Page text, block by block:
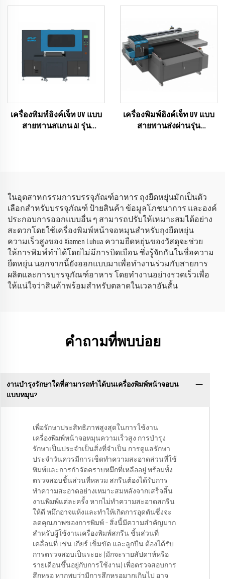
เครื่องพิมพ์อิงค์เจ็ท UV แบบ
สายพานสแกน AI รุ่น
เครื่องพิมพ์อิงค์เจ็ท UV แบบ
สายพานส่งผ่านรุ่น
ในอุตสาหกรรมการบรรจุภัณฑ์อาหาร ถุงยืดหยุ่นมักเป็นตัว
เลือกสำหรับบรรจุภัณฑ์ ป้ายสินค้า ข้อมูลโภชนาการ และองค์
ประกอบการออกแบบอื่น ๆ สามารถปรับให้เหมาะสมได้อย่าง
สะดวกโดยใช้เครื่องพิมพ์หน้าจอหมุนสำหรับถุงยืดหยุ่น
ความเร็วสูงของ Xiamen Luhua ความยืดหยุ่นของวัสดุจะช่วย
ให้การพิมพ์ทำได้โดยไม่มีการบิดเบือน ซึ่งรู้จักกันในชื่อความ
ยืดหยุ่น นอกจากนี้ยังออกแบบมาเพื่อทำงานร่วมกับสายการ
ผลิตและการบรรจุภัณฑ์อาหาร โดยทำงานอย่างรวดเร็วเพื่อ
ให้แน่ใจว่าสินค้าพร้อมสำหรับตลาดในเวลาอันสั้น
คำถามที่พบบ่อย
งานบำรุงรักษาใดที่สามารถทำได้บนเครื่องพิมพ์หน้าจอบน
แบบหมุน?
เพื่อรักษาประสิทธิภาพสูงสุดในการใช้งาน
เครื่องพิมพ์หน้าจอหมุนความเร็วสูง การบำรุง
รักษาเป็นประจำเป็นสิ่งที่จำเป็น การดูแลรักษา
ประจำวันควรมีการเช็ดทำความสะอาดส่วนที่ใช้
พิมพ์และการกำจัดคราบหมึกที่เหลืออยู่ พร้อมทั้ง
ตรวจสอบชิ้นส่วนที่หลวม สกรีนต้องได้รับการ
ทำความสะอาดอย่างเหมาะสมหลังจากเสร็จสิ้น
งานพิมพ์แต่ละครั้ง หากไม่ทำความสะอาดสกรีน
ให้ดี หมึกอาจแห้งและทำให้เกิดการอุดตันซึ่งจะ
ลดคุณภาพของการพิมพ์ – สิ่งนี้มีความสำคัญมาก
สำหรับผู้ใช้งานเครื่องพิมพ์สกรีน ชิ้นส่วนที่
เคลื่อนที่ เช่น เกียร์ เข็มขัด และลูกปืน ต้องได้รับ
การตรวจสอบเป็นระยะ (มักจะรายสัปดาห์หรือ
รายเดือนขึ้นอยู่กับการใช้งาน) เพื่อตรวจสอบการ
สึกหรอ หากพบว่ามีการสึกหรอมากเกินไป อาจ